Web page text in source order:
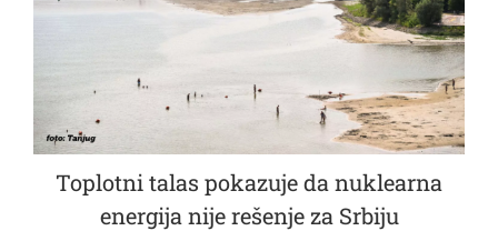
Toplotni talas pokazuje da nuklearna
energija nije rešenje za Srbiju